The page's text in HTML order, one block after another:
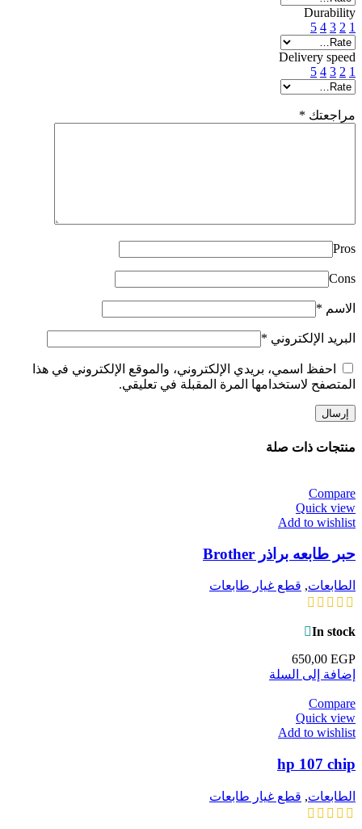
Durability
1
2
3
4
5
Delivery speed
1
2
3
4
5
مراجعتك *
Pros
Cons
الاسم *
البريد الإلكتروني *
احفظ اسمي، بريدي الإلكتروني، والموقع الإلكتروني في هذا
المتصفح لاستخدامها المرة المقبلة في تعليقي.
منتجات ذات صلة
Compare
Quick view
Add to wishlist
حبر طابعه براذر Brother
الطابعات, قطع غيار طابعات
In stock
650,00 EGP
إضافة إلى السلة
Compare
Quick view
Add to wishlist
hp 107 chip
الطابعات, قطع غيار طابعات